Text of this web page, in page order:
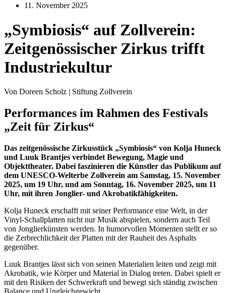
11. November 2025
„Symbiosis“ auf Zollverein:
Zeitgenössischer Zirkus trifft
Industriekultur
Von Doreen Scholz | Stiftung Zollverein
Performances im Rahmen des Festivals
„Zeit für Zirkus“
Das zeitgenössische Zirkusstück „Symbiosis“ von Kolja Huneck
und Luuk Brantjes verbindet Bewegung, Magie und
Objekttheater. Dabei faszinieren die Künstler das Publikum auf
dem UNESCO-Welterbe Zollverein am Samstag, 15. November
2025, um 19 Uhr, und am Sonntag, 16. November 2025, um 11
Uhr, mit ihren Jonglier- und Akrobatikfähigkeiten.
Kolja Huneck erschafft mit seiner Performance eine Welt, in der
Vinyl-Schallplatten nicht nur Musik abspielen, sondern auch Teil
von Jonglierkünsten werden. In humorvollen Momenten stellt er so
die Zerbrechlichkeit der Platten mit der Rauheit des Asphalts
gegenüber.
Luuk Brantjes lässt sich von seinen Materialien leiten und zeigt mit
Akrobatik, wie Körper und Material in Dialog treten. Dabei spielt er
mit den Risiken der Schwerkraft und bewegt sich ständig zwischen